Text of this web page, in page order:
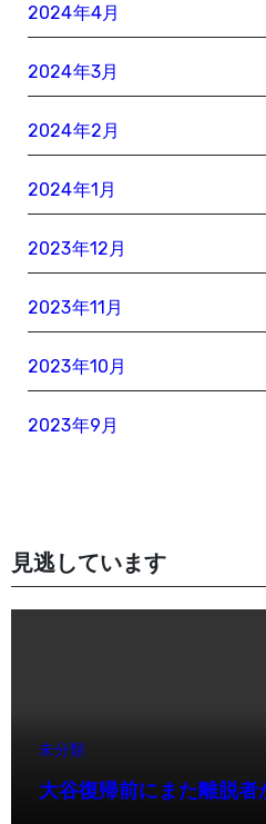
2024年4月
2024年3月
2024年2月
2024年1月
2023年12月
2023年11月
2023年10月
2023年9月
見逃しています
未分類
大谷復帰前にまた離脱者